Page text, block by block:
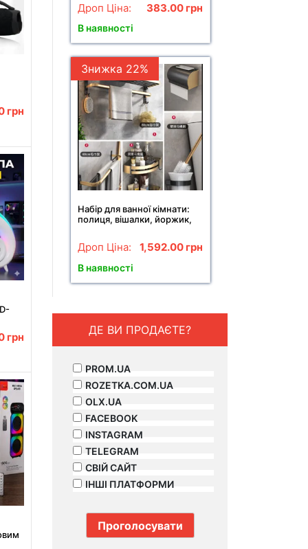
грн
грн
Дроп Ціна: 383.00 грн
В наявності
Знижка 22%
Набір для ванної кімнати:
полиця, вішалки, йоржик,
Дроп Ціна: 1,592.00 грн
В наявності
ДЕ ВИ ПРОДАЄТЕ?
PROM.UA
ROZETKA.COM.UA
OLX.UA
FACEBOOK
INSTAGRAM
TELEGRAM
СВІЙ САЙТ
ІНШІ ПЛАТФОРМИ